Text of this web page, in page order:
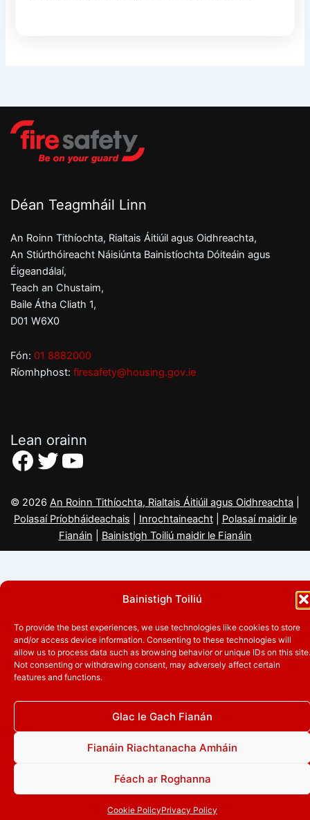
Bainistigh Toiliú
To provide the best experiences, we use technologies like cookies to store
and/or access device information. Consenting to these technologies will
allow us to process data such as browsing behavior or unique IDs on this site.
Not consenting or withdrawing consent, may adversely affect certain
features and functions.
Glac le Gach Fianán
Fianáin Riachtanacha Amháin
Féach ar Roghanna
Cookie PolicyPrivacy Policy
Déan Teagmháil Linn
An Roinn Tithíochta, Rialtais Áitiúil agus Oidhreachta,
An Stiúrthóireacht Náisiúnta Bainistíochta Dóiteáin agus
Éigeandálaí,
Teach an Chustaim,
Baile Átha Cliath 1,
D01 W6X0
Fón: 01 8882000
Ríomhphost: firesafety@housing.gov.ie
Lean orainn
Facebook
Twitter
YouTube
© 2026 An Roinn Tithíochta, Rialtais Áitiúil agus Oidhreachta
Polasaí Príobháideachais
Inrochtaineacht| Polasaí maidir le
Fianáin
Bainistigh Toiliú maidir le Fianáin